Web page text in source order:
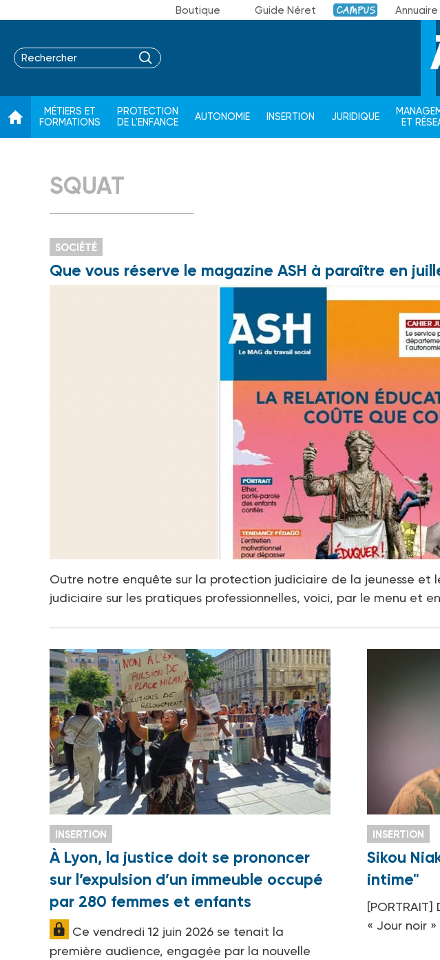
Boutique Guide Néret Campus
MÉTIERS ET
FORMATIONS
PROTECTION
DE L'ENFANCE
AUTONOMIE INSERTION JURIDIQUE
ET
SQUAT
SOCIÉTÉ
Que vous réserve le magazine ASH à paraître en
Outre notre enquête sur la protection judiciaire de la jeunesse et
judiciaire sur les pratiques professionnelles, voici, par le menu et
INSERTION
À Lyon, la justice doit se prononcer
sur l’expulsion d’un immeuble occupé
par 280 femmes et enfants
Ce vendredi 12 juin 2026 se tenait la
première audience, engagée par la nouvelle
INSERTION
Sikou
intime"
« Jour noir